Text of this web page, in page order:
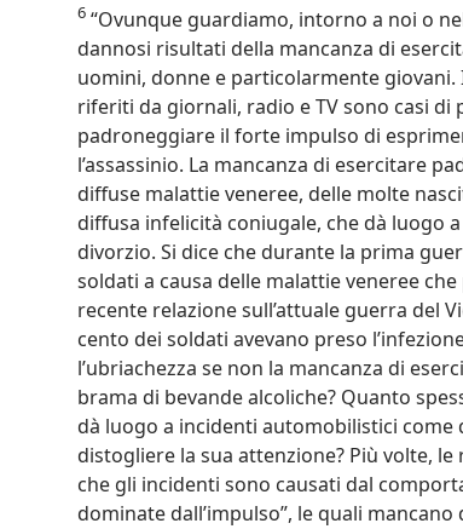
6 “Ovunque guardiamo, intorno a noi o
dannosi risultati della mancanza di
uomini, donne e particolarmente
riferiti da giornali, radio e TV sono casi di
padroneggiare il forte impulso di
l’assassinio. La mancanza di esercitare
diffuse malattie veneree, delle molte
diffusa infelicità coniugale, che dà luogo
divorzio. Si dice che durante la prima
soldati a causa delle malattie veneree
recente relazione sull’attuale guerra del
cento dei soldati avevano preso
l’ubriachezza se non la mancanza di
brama di bevande alcoliche? Quanto
dà luogo a incidenti automobilistici
distogliere la sua attenzione? Più volte,
che gli incidenti sono causati dal
dominate dall’impulso”, le quali mancano